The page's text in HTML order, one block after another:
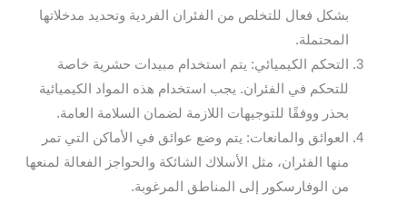
بشكل فعال للتخلص من الفئران الفردية وتحديد مدخلاتها
المحتملة.
التحكم الكيميائي: يتم استخدام مبيدات حشرية خاصة
للتحكم في الفئران. يجب استخدام هذه المواد الكيميائية
بحذر ووفقًا للتوجيهات اللازمة لضمان السلامة العامة.
العوائق والمانعات: يتم وضع عوائق في الأماكن التي تمر
منها الفئران، مثل الأسلاك الشائكة والحواجز الفعالة لمنعها
من الوفارسكور إلى المناطق المرغوبة.